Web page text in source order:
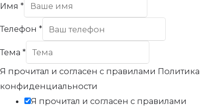
Имя *
Телефон *
Тема *
Я прочитал и согласен с правилами Политика
конфиденциальности
Я прочитал и согласен с правилами